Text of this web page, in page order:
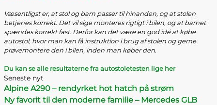
Væsentligst er, at stol og barn passer til hinanden, og at stolen
betjenes korrekt. Det vil sige monteres rigtigt i bilen, og at barnet
spændes korrekt fast. Derfor kan det være en god idé at købe
autostol, hvor man kan få instruktion i brug af stolen og gerne
prøvemontere den i bilen, inden man køber den.
Du kan se alle resultaterne fra autostoletesten lige her
Seneste nyt
Alpine A290 – rendyrket hot hatch på strøm
Ny favorit til den moderne familie – Mercedes GLB